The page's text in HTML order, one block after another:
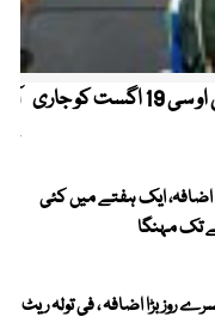
کیریبین پریمیئر لیگ ، قومی کرکٹرز کو این او سی 19 اگست کو جاری
ایک ہفتے میں کئی
بڑا اضافہ ، فی تولہ ریٹ